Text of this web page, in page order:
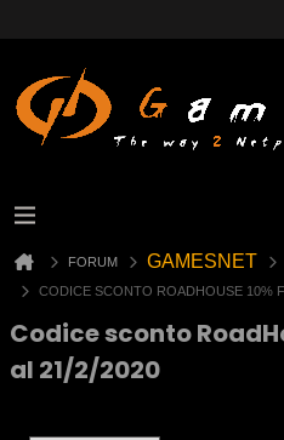
FORUM GAMESNET
CODICE SCONTO ROADHOUSE 10%
Codice sconto
al 21/2/2020